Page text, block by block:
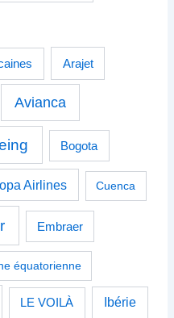
Arajet
Avianca
Bogota
Airlines Cuenca
Embraer
équatorienne
LE VOILÀ Ibérie